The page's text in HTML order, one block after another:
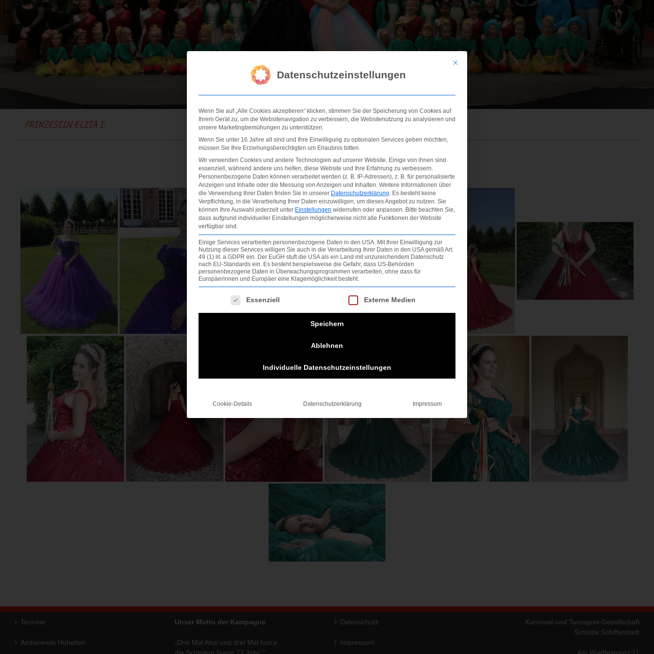
PRINZESSIN ELISA I.
Termine
Amtierende Hoheiten
Unser Motto der Kampagne
„Drei Mal Ahoi und drei Mal hurra
Datenschutz
Impressum
Karneval-und Tanzsport-Gesellschaft
Schlotte Schifferstadt
Mit diesem Button wird der Dialog geschlossen. Seine Funktionalität ist
Datenschutzeinstellungen
Wenn Sie auf „Alle Cookies akzeptieren“ klicken, stimmen Sie der Speicherung von Cookies auf
Ihrem Gerät zu, um die Websitenavigation zu verbessern, die Websitenutzung zu analysieren und
unsere Marketingbemühungen zu unterstützen.
Wenn Sie unter 16 Jahre alt sind und Ihre Einwilligung zu optionalen Services geben möchten,
müssen Sie Ihre Erziehungsberechtigten um Erlaubnis bitten.
Wir verwenden Cookies und andere Technologien auf unserer Website. Einige von ihnen sind
essenziell, während andere uns helfen, diese Website und Ihre Erfahrung zu verbessern.
Personenbezogene Daten können verarbeitet werden (z. B. IP-Adressen), z. B. für personalisierte
Anzeigen und Inhalte oder die Messung von Anzeigen und Inhalten. Weitere Informationen über
die Verwendung Ihrer Daten finden Sie in unserer Datenschutzerklärung Es besteht keine
Verpflichtung, in die Verarbeitung Ihrer Daten einzuwilligen, um dieses Angebot zu nutzen. Sie
können Ihre Auswahl jederzeit unter Einstellungen widerrufen oder anpassen. Bitte beachten Sie,
dass aufgrund individueller Einstellungen möglicherweise nicht alle Funktionen der Website
verfügbar sind.
Einige Services verarbeiten personenbezogene Daten in den USA. Mit Ihrer Einwilligung zur
Nutzung dieser Services willigen Sie auch in die Verarbeitung Ihrer Daten in den USA gemäß Art.
49 (1) lit. a GDPR ein. Der EuGH stuft die USA als ein Land mit unzureichendem Datenschutz
nach EU-Standards ein. Es besteht beispielsweise die Gefahr, dass US-Behörden
personenbezogene Daten in Überwachungsprogrammen verarbeiten, ohne dass für
Europäerinnen und Europäer eine Klagemöglichkeit besteht.
Es folgt eine Liste der Service-Gruppen, für die eine Einwilligung erteilt werden kann. Die erste Service-Gruppe ist
Essenziell Externe Medien
Speichern
Ablehnen
Individuelle Datenschutzeinstellungen
Cookie-Details Datenschutzerklärung Impressum